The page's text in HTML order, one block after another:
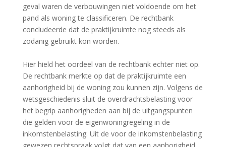
geval waren de verbouwingen niet voldoende om het
pand als woning te classificeren. De rechtbank
concludeerde dat de praktijkruimte nog steeds als
zodanig gebruikt kon worden.
Hier hield het oordeel van de rechtbank echter niet op.
De rechtbank merkte op dat de praktijkruimte een
aanhorigheid bij de woning zou kunnen zijn. Volgens de
wetsgeschiedenis sluit de overdrachtsbelasting voor
het begrip aanhorigheden aan bij de uitgangspunten
die gelden voor de eigenwoningregeling in de
inkomstenbelasting. Uit de voor de inkomstenbelasting